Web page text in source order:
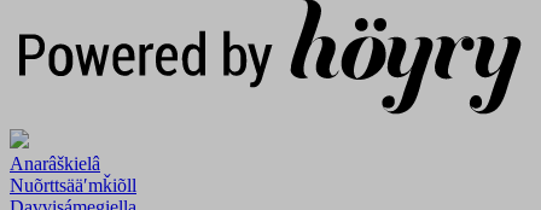
Anarâškielâ
Nuõrttsääʹmǩiõll